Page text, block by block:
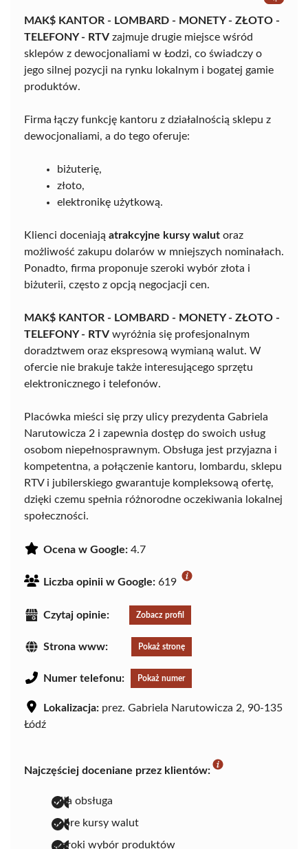
MAK$ KANTOR - LOMBARD - MONETY - ZŁOTO -
TELEFONY - RTV zajmuje drugie miejsce wśród
sklepów z dewocjonaliami w Łodzi, co świadczy o
jego silnej pozycji na rynku lokalnym i bogatej gamie
produktów.
Firma łączy funkcję kantoru z działalnością sklepu z
dewocjonaliami, a do tego oferuje:
biżuterię,
złoto,
elektronikę użytkową.
Klienci doceniają atrakcyjne kursy walut oraz
możliwość zakupu dolarów w mniejszych nominałach.
Ponadto, firma proponuje szeroki wybór złota i
biżuterii, często z opcją negocjacji cen.
MAK$ KANTOR - LOMBARD - MONETY - ZŁOTO -
TELEFONY - RTV wyróżnia się profesjonalnym
doradztwem oraz ekspresową wymianą walut. W
ofercie nie brakuje także interesującego sprzętu
elektronicznego i telefonów.
Placówka mieści się przy ulicy prezydenta Gabriela
Narutowicza 2 i zapewnia dostęp do swoich usług
osobom niepełnosprawnym. Obsługa jest przyjazna i
kompetentna, a połączenie kantoru, lombardu, sklepu
RTV i jubilerskiego gwarantuje kompleksową ofertę,
dzięki czemu spełnia różnorodne oczekiwania lokalnej
społeczności.
Ocena w Google: 4.7
Liczba opinii w Google: 619
Czytaj opinie: Zobacz profil
Strona www: Pokaż stronę
Numer telefonu: Pokaż numer
Lokalizacja: prez. Gabriela Narutowicza 2, 90-135
Łódź
Najczęściej doceniane przez klientów:
miła obsługa
dobre kursy walut
szeroki wybór produktów